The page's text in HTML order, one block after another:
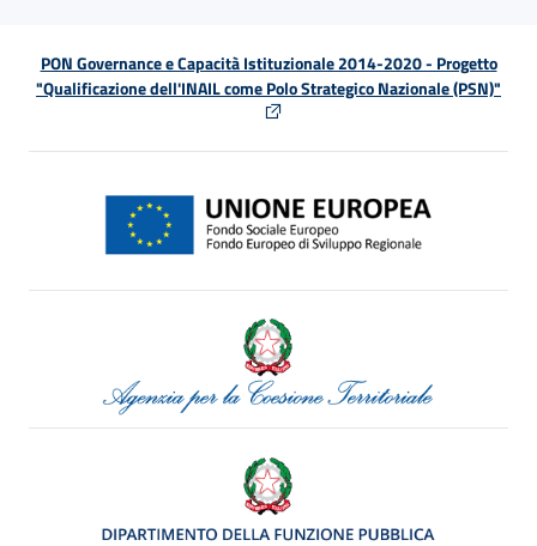
PON Governance e Capacità Istituzionale 2014-2020 - Progetto
"Qualificazione dell'INAIL come Polo Strategico Nazionale (PSN)"